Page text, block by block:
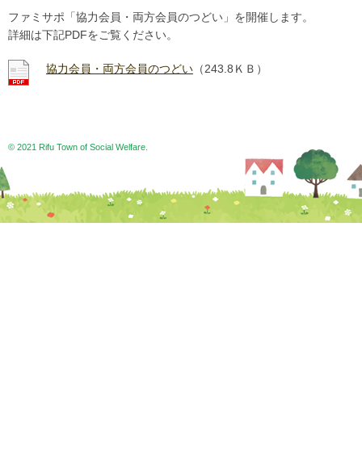
ファミサポ「協力会員・両方会員のつどい」を開催します。
詳細は下記PDFをご覧ください。
協力会員・両方会員のつどい （243.8ＫＢ）
© 2021 Rifu Town of Social Welfare.